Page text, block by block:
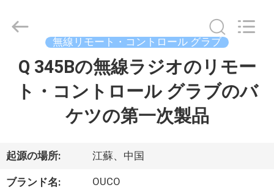
品
2020
INTERNATIONAL
GROUP
無線リモート・コントロール グラブ
Q 345Bの無線ラジオのリモー
ト・コントロール グラブのバ
ケツの第一次製品
起源の場所: 江蘇、中国
ブランド名: OUCO